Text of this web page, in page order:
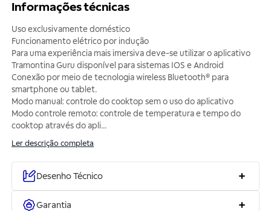
Informações técnicas
Uso exclusivamente doméstico
Funcionamento elétrico por indução
Para uma experiência mais imersiva deve-se utilizar o aplicativo
Tramontina Guru disponível para sistemas IOS e Android
Conexão por meio de tecnologia wireless Bluetooth® para
smartphone ou tablet.
Modo manual: controle do cooktop sem o uso do aplicativo
Modo controle remoto: controle de temperatura e tempo do
cooktop através do apli...
Ler descrição completa
Desenho Técnico
Garantia